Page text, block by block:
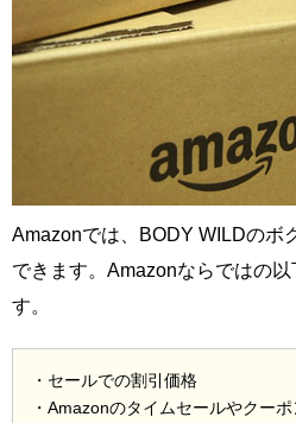
Amazonでは、BODY WILDのボ
できます。Amazonならではの
す。
・セールでの割引価格
・Amazonのタイムセールやクーポ